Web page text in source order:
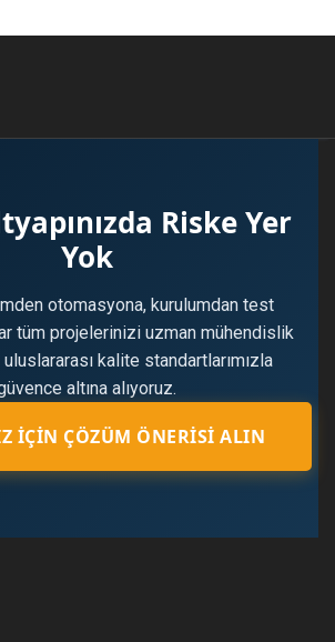
Riske Yer
Yok
otomasyona, kurulumdan test
tüm projelerinizi uzman mühendislik
kalite standartlarımızla
altına alıyoruz.
İÇIN ÇÖZÜM ÖNERISI ALIN